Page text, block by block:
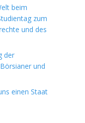
beim
zum
und des
der
und
einen Staat